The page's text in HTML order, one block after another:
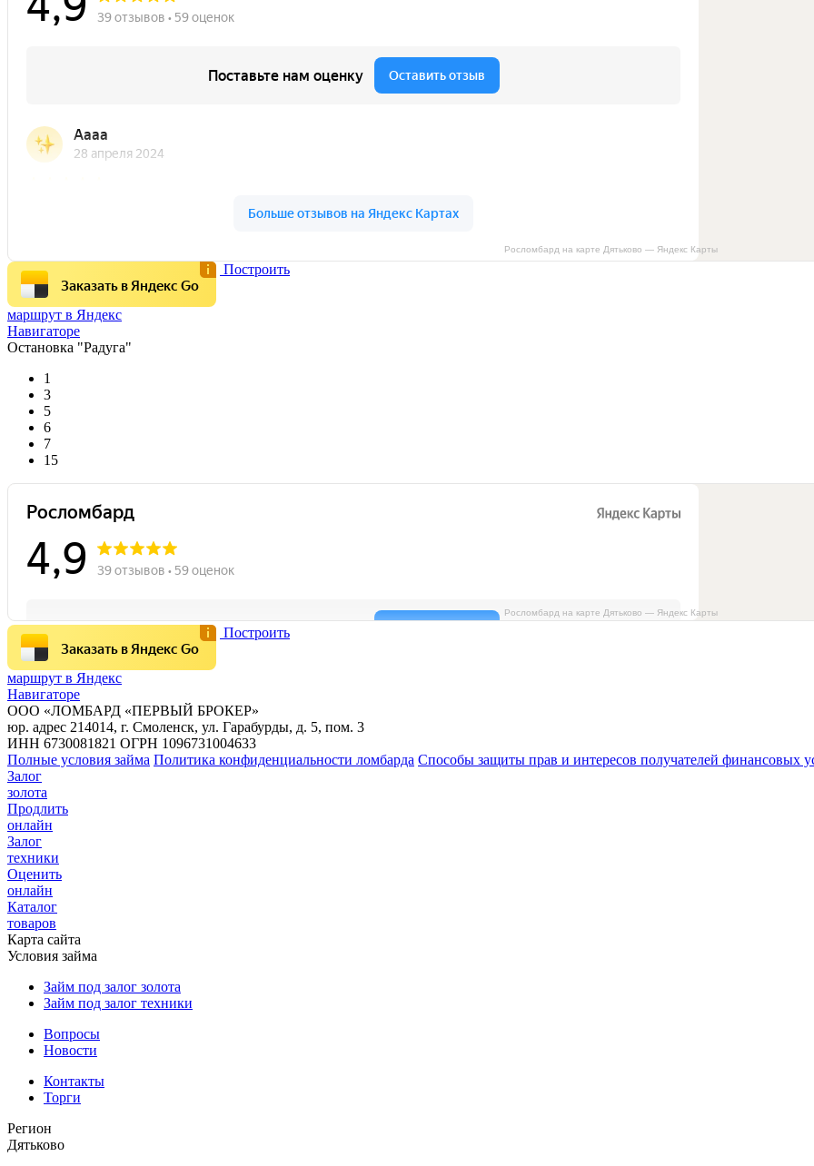
Росломбард на карте Дятьково — Яндекс Карты
Заказать в Яндекс Go
Построить
маршрут в Яндекс
Навигаторе
Остановка "Радуга"
1
3
5
6
7
15
Росломбард на карте Дятьково — Яндекс Карты
Заказать в Яндекс Go
Построить
маршрут в Яндекс
Навигаторе
ООО «ЛОМБАРД «ПЕРВЫЙ БРОКЕР»
юр. адрес 214014, г. Смоленск, ул. Гарабурды, д. 5, пом. 3
ИНН 6730081821 ОГРН 1096731004633
Полные условия займа Политика конфиденциальности ломбарда Способы защиты прав и интересов получателей финансовых
Залог
золота
Продлить
онлайн
Залог
техники
Оценить
онлайн
Каталог
товаров
Карта сайта
Условия займа
Займ под залог золота
Займ под залог техники
Вопросы
Новости
Контакты
Торги
Регион
Дятьково